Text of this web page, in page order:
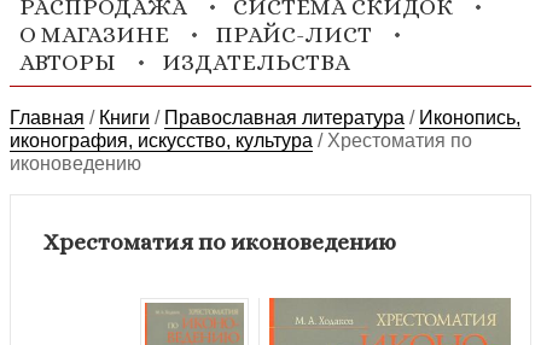
РАСПРОДАЖА
СИСТЕМА СКИДОК
О МАГАЗИНЕ
ПРАЙС-ЛИСТ
АВТОРЫ
ИЗДАТЕЛЬСТВА
Главная / Книги / Православная литература / Иконопись,
иконография, искусство, культура / Хрестоматия по
иконоведению
Хрестоматия по иконоведению